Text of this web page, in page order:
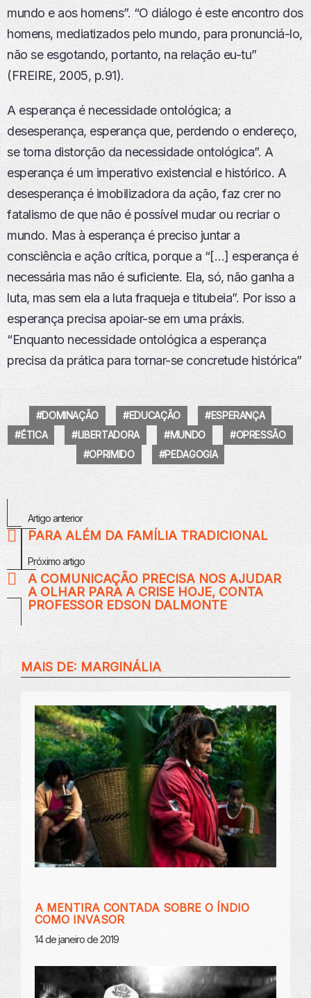
mundo e aos homens”. “O diálogo é este encontro dos
homens, mediatizados pelo mundo, para pronunciá-lo,
não se esgotando, portanto, na relação eu-tu”
(FREIRE, 2005, p.91).
A esperança é necessidade ontológica; a
desesperança, esperança que, perdendo o endereço,
se torna distorção da necessidade ontológica”. A
esperança é um imperativo existencial e histórico. A
desesperança é imobilizadora da ação, faz crer no
fatalismo de que não é possível mudar ou recriar o
mundo. Mas à esperança é preciso juntar a
consciência e ação crítica, porque a “[…] esperança é
necessária mas não é suficiente. Ela, só, não ganha a
luta, mas sem ela a luta fraqueja e titubeia”. Por isso a
esperança precisa apoiar-se em uma práxis.
“Enquanto necessidade ontológica a esperança
precisa da prática para tornar-se concretude histórica”
DOMINAÇÃO EDUCAÇÃO
ESPERANÇA
ÉTICA
LIBERTADORA MUNDO
OPRESSÃO
OPRIMIDO
PEDAGOGIA
MaisArtigo anterior
PARA ALÉM DA FAMÍLIA TRADICIONAL
Próximo artigo
A COMUNICAÇÃO PRECISA NOS AJUDAR
A OLHAR PARA A CRISE HOJE, CONTA
PROFESSOR EDSON DALMONTE
MAIS DE: MARGINÁLIA
A MENTIRA CONTADA SOBRE O ÍNDIO
COMO INVASOR
14 de janeiro de 2019